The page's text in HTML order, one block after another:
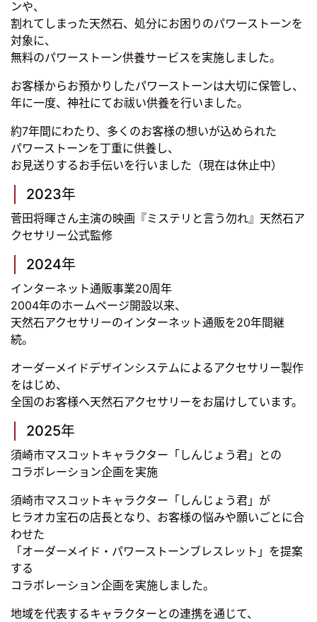
ンや、
割れてしまった天然石、処分にお困りのパワーストーンを
対象に、
無料のパワーストーン供養サービスを実施しました。
お客様からお預かりしたパワーストーンは大切に保管し、
年に一度、神社にてお祓い供養を行いました。
約7年間にわたり、多くのお客様の想いが込められた
パワーストーンを丁重に供養し、
お見送りするお手伝いを行いました（現在は休止中）
2023年
菅田将暉さん主演の映画『ミステリと言う勿れ』天然石ア
クセサリー公式監修
2024年
インターネット通販事業20周年
2004年のホームページ開設以来、
天然石アクセサリーのインターネット通販を20年間継
続。
オーダーメイドデザインシステムによるアクセサリー製作
をはじめ、
全国のお客様へ天然石アクセサリーをお届けしています。
2025年
須崎市マスコットキャラクター「しんじょう君」との
コラボレーション企画を実施
須崎市マスコットキャラクター「しんじょう君」が
ヒラオカ宝石の店長となり、お客様の悩みや願いごとに合
わせた
「オーダーメイド・パワーストーンブレスレット」を提案
する
コラボレーション企画を実施しました。
地域を代表するキャラクターとの連携を通じて、